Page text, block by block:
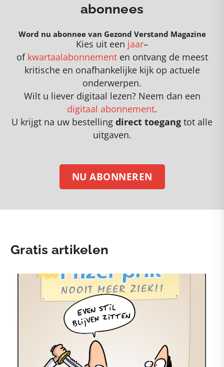
abonnees
Word nu abonnee van Gezond Verstand Magazine
Kies uit een jaar–
of kwartaalabonnementen ontvang de meest
kritische en onafhankelijke kijk op actuele
onderwerpen.
Wilt u liever digitaal lezen? Neem dan een
digitaal abonnement.
U krijgt na uw bestelling direct toegang tot alle
uitgaven.
NU ABONNEREN
Gratis artikelen